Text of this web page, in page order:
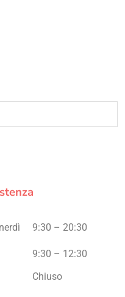
9:30 – 20:30
9:30 – 12:30
Chiuso